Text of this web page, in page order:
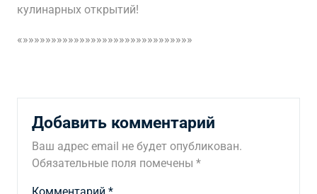
кулинарных открытий!
«»»»»»»»»»»»»»»»»»»»»»»»»»»»»»»
Добавить комментарий
Ваш адрес email не будет опубликован.
Обязательные поля помечены *